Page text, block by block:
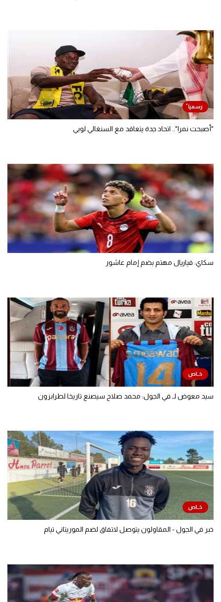
"أصبحت نمرا".. اتحاد جدة يتعاقد مع السنغالي لوبي
سكاي: فياريال مهتم بضم إمام عاشور
سيد معوض لـ في الجول: محمد صلاح سيصنع تاريخا لطرابزون
خبر في الجول - المقاولون يتوصل لاتفاق لضم الموريتاني تيام